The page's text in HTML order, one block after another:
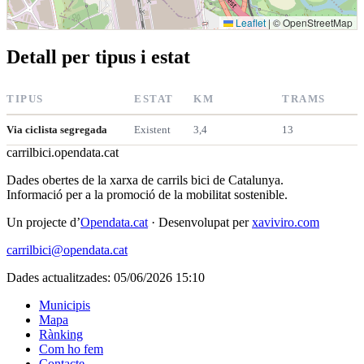
Leaflet | © OpenStreetMap
Detall per tipus i estat
TIPUS ESTAT KM TRAMS
Via ciclista segregada Existent 3,4 13
carrilbici.opendata.cat
Dades obertes de la xarxa de carrils bici de Catalunya.
Informació per a la promoció de la mobilitat sostenible.
Un projecte d’Opendata.cat · Desenvolupat perxaviviro.com
carrilbici@opendata.cat
Dades actualitzades: 05/06/2026 15:10
Municipis
Mapa
Rànking
Com ho fem